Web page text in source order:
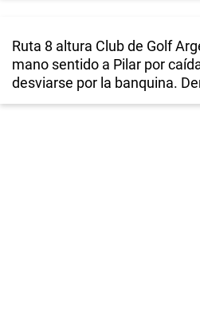
Ruta 8 altura Club de Golf
mano sentido a Pilar por
desviarse por la banquina.